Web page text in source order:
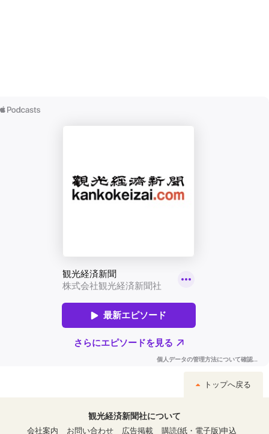
トップへ戻る
観光経済新聞社について
会社案内
お問い合わせ 広告掲載 購読(紙・電子版)申込